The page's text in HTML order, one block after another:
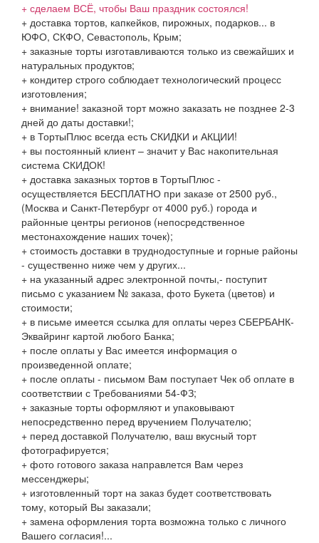
+ сделаем ВСЁ, чтобы Ваш праздник состоялся!
+ доставка тортов, капкейков, пирожных, подарков... в
ЮФО, СКФО, Севастополь, Крым;
+ заказные торты изготавливаются только из свежайших и
натуральных продуктов;
+ кондитер строго соблюдает технологический процесс
изготовления;
+ внимание! заказной торт можно заказать не позднее 2-3
дней до даты доставки!;
+ в ТортыПлюс всегда есть СКИДКИ и АКЦИИ!
+ вы постоянный клиент – значит у Вас накопительная
система СКИДОК!
+ доставка заказных тортов в ТортыПлюс -
осуществляется БЕСПЛАТНО при заказе от 2500 руб.,
(Москва и Санкт-Петербург от 4000 руб.) города и
районные центры регионов (непосредственное
местонахождение наших точек);
+ стоимость доставки в труднодоступные и горные районы
- существенно ниже чем у других...
+ на указанный адрес электронной почты,- поступит
письмо с указанием № заказа, фото Букета (цветов) и
стоимости;
+ в письме имеется ссылка для оплаты через СБЕРБАНК-
Эквайринг картой любого Банка;
+ после оплаты у Вас имеется информация о
произведенной оплате;
+ после оплаты - письмом Вам поступает Чек об оплате в
соответствии с Требованиями 54-ФЗ;
+ заказные торты оформляют и упаковывают
непосредственно перед вручением Получателю;
+ перед доставкой Получателю, ваш вкусный торт
фотографируется;
+ фото готового заказа направлется Вам через
мессенджеры;
+ изготовленный торт на заказ будет соответствовать
тому, который Вы заказали;
+ замена оформления торта возможна только с личного
Вашего согласия!...